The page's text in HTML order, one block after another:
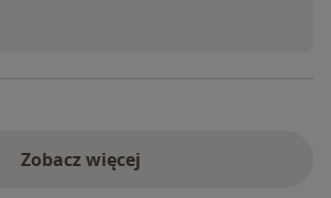
Zobacz więcej